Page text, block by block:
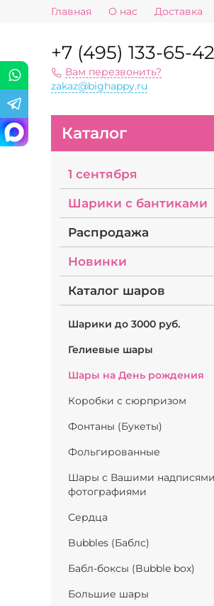
Главная О нас Доставка
+7 (495) 133-65-42
Вам перезвонить?
zakaz@bighappy.ru
Каталог
1 сентября
Шарики с бантиками
Распродажа
Новинки
Каталог шаров
Шарики до 3000 руб.
Гелиевые шары
Шары на День рождения
Коробки с сюрпризом
Фонтаны (Букеты)
Фольгированные
Шары с Вашими
фотографиями
Сердца
Bubbles (Баблс)
Бабл-боксы (Bubble box)
Большие шары